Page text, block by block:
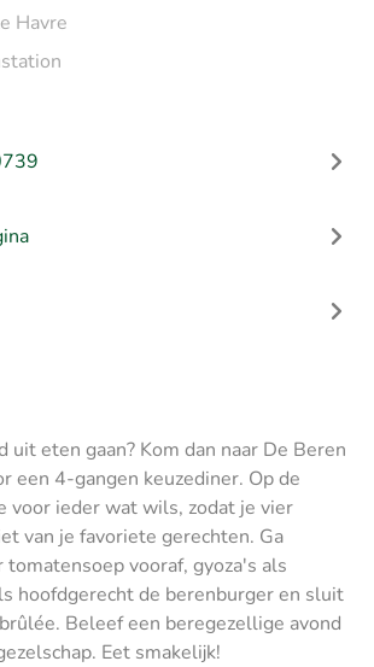
Havre
uit eten gaan? Kom dan naar De Beren
een 4-gangen keuzediner. Op de
voor ieder wat wils, zodat je vier
van je favoriete gerechten. Ga
vooraf, gyoza's als
hoofdgerecht de berenburger en sluit
Beleef een beregezellige avond
Eet smakelijk!